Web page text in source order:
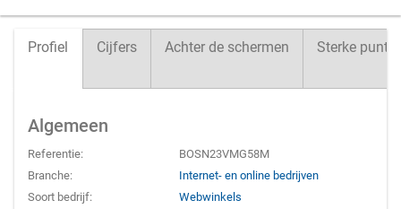
Profiel Cijfers Achter de schermen Sterke
Algemeen
Referentie:
BOSN23VMG58M
Branche:
Internet- en online bedrijven
Soort bedrijf:
Webwinkels